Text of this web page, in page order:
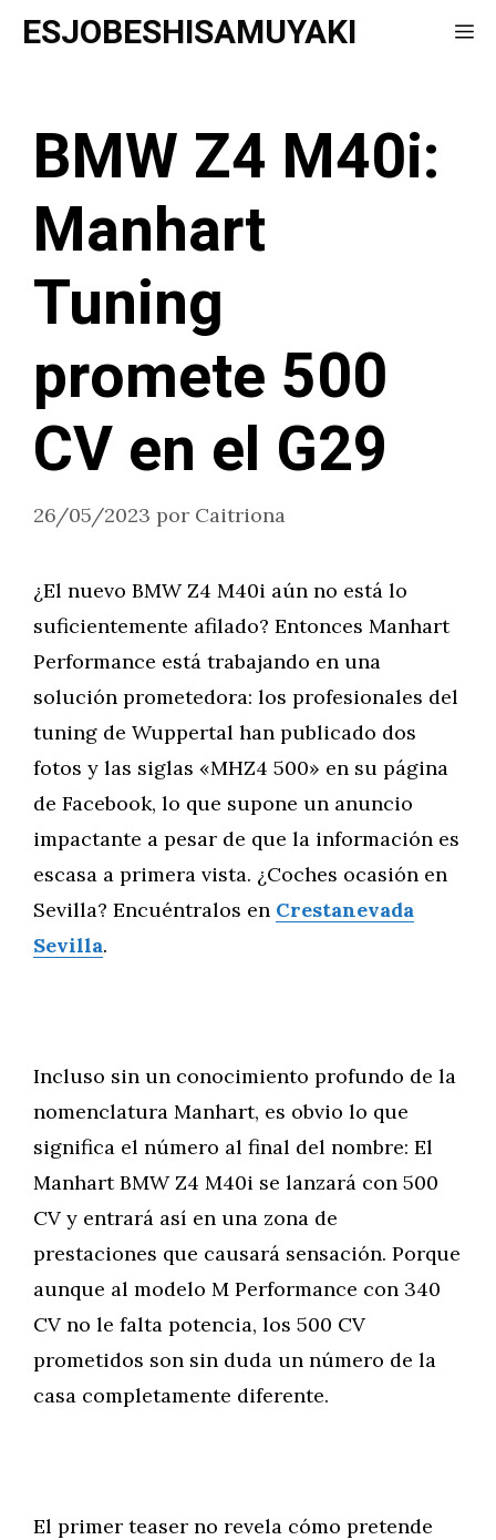
Saltar
ESJOBESHISAMUYAKI
BMW Z4 M40i:
Manhart
Tuning
promete 500
CV en el G29
26/05/2023 por Caitriona
¿El nuevo BMW Z4 M40i aún no está lo
suficientemente afilado? Entonces Manhart
Performance está trabajando en una
solución prometedora: los profesionales del
tuning de Wuppertal han publicado dos
fotos y las siglas «MHZ4 500» en su página
de Facebook, lo que supone un anuncio
impactante a pesar de que la información es
escasa a primera vista. ¿Coches ocasión en
Sevilla? Encuéntralos en Crestanevada
Sevilla.
Incluso sin un conocimiento profundo de la
nomenclatura Manhart, es obvio lo que
significa el número al final del nombre: El
Manhart BMW Z4 M40i se lanzará con 500
CV y entrará así en una zona de
prestaciones que causará sensación. Porque
aunque al modelo M Performance con 340
CV no le falta potencia, los 500 CV
prometidos son sin duda un número de la
casa completamente diferente.
El primer teaser no revela cómo pretende